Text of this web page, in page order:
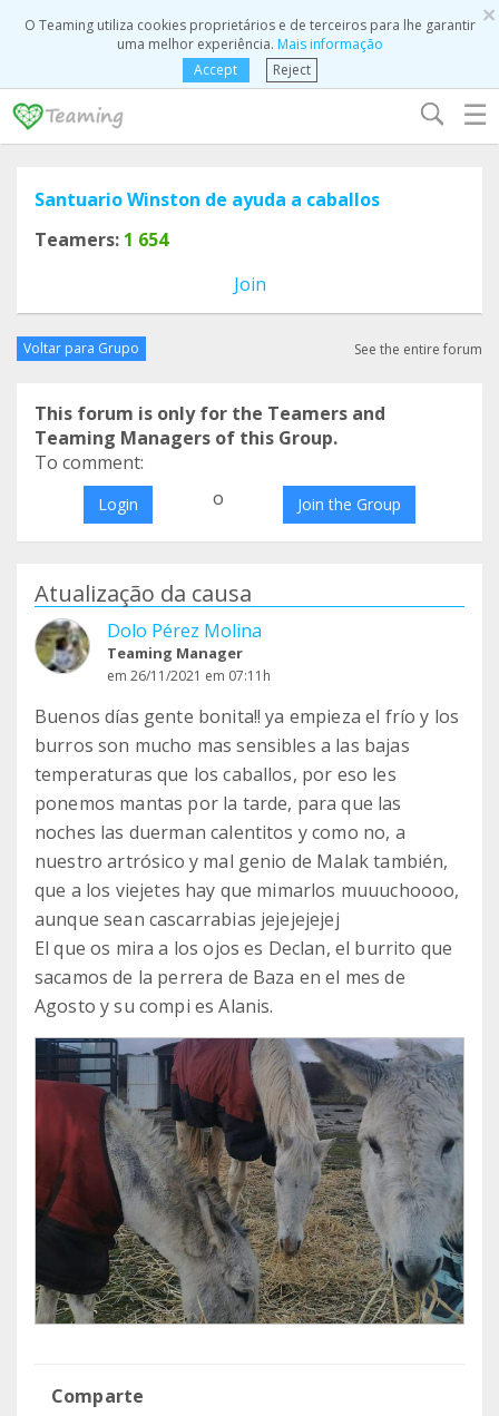
×
O Teaming utiliza cookies proprietários e de terceiros para lhe garantir
uma melhor experiência. Mais informação
Accept
Reject
☰
Santuario Winston de ayuda a caballos
Teamers: 1 654
Join
Voltar para Grupo See the entire forum
This forum is only for the Teamers and
Teaming Managers of this Group.
To comment:
Login o Join the Group
Atualização da causa
Dolo Pérez Molina
Teaming Manager
em 26/11/2021 em 07:11h
Buenos días gente bonita!! ya empieza el frío y los
burros son mucho mas sensibles a las bajas
temperaturas que los caballos, por eso les
ponemos mantas por la tarde, para que las
noches las duerman calentitos y como no, a
nuestro artrósico y mal genio de Malak también,
que a los viejetes hay que mimarlos muuuchoooo,
aunque sean cascarrabias jejejejejej
El que os mira a los ojos es Declan, el burrito que
sacamos de la perrera de Baza en el mes de
Agosto y su compi es Alanis.
Comparte